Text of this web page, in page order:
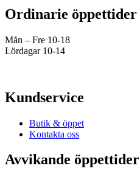
Ordinarie öppettider
Mån – Fre 10-18
Lördagar 10-14
Kundservice
Butik & öppet
Kontakta oss
Avvikande öppettider